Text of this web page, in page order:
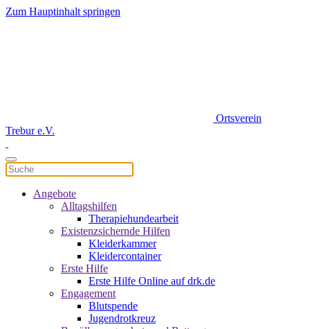
Zum Hauptinhalt springen
Ortsverein
Trebur e.V.
Angebote
Alltagshilfen
Therapiehundearbeit
Existenzsichernde Hilfen
Kleiderkammer
Kleidercontainer
Erste Hilfe
Erste Hilfe Online auf drk.de
Engagement
Blutspende
Jugendrotkreuz